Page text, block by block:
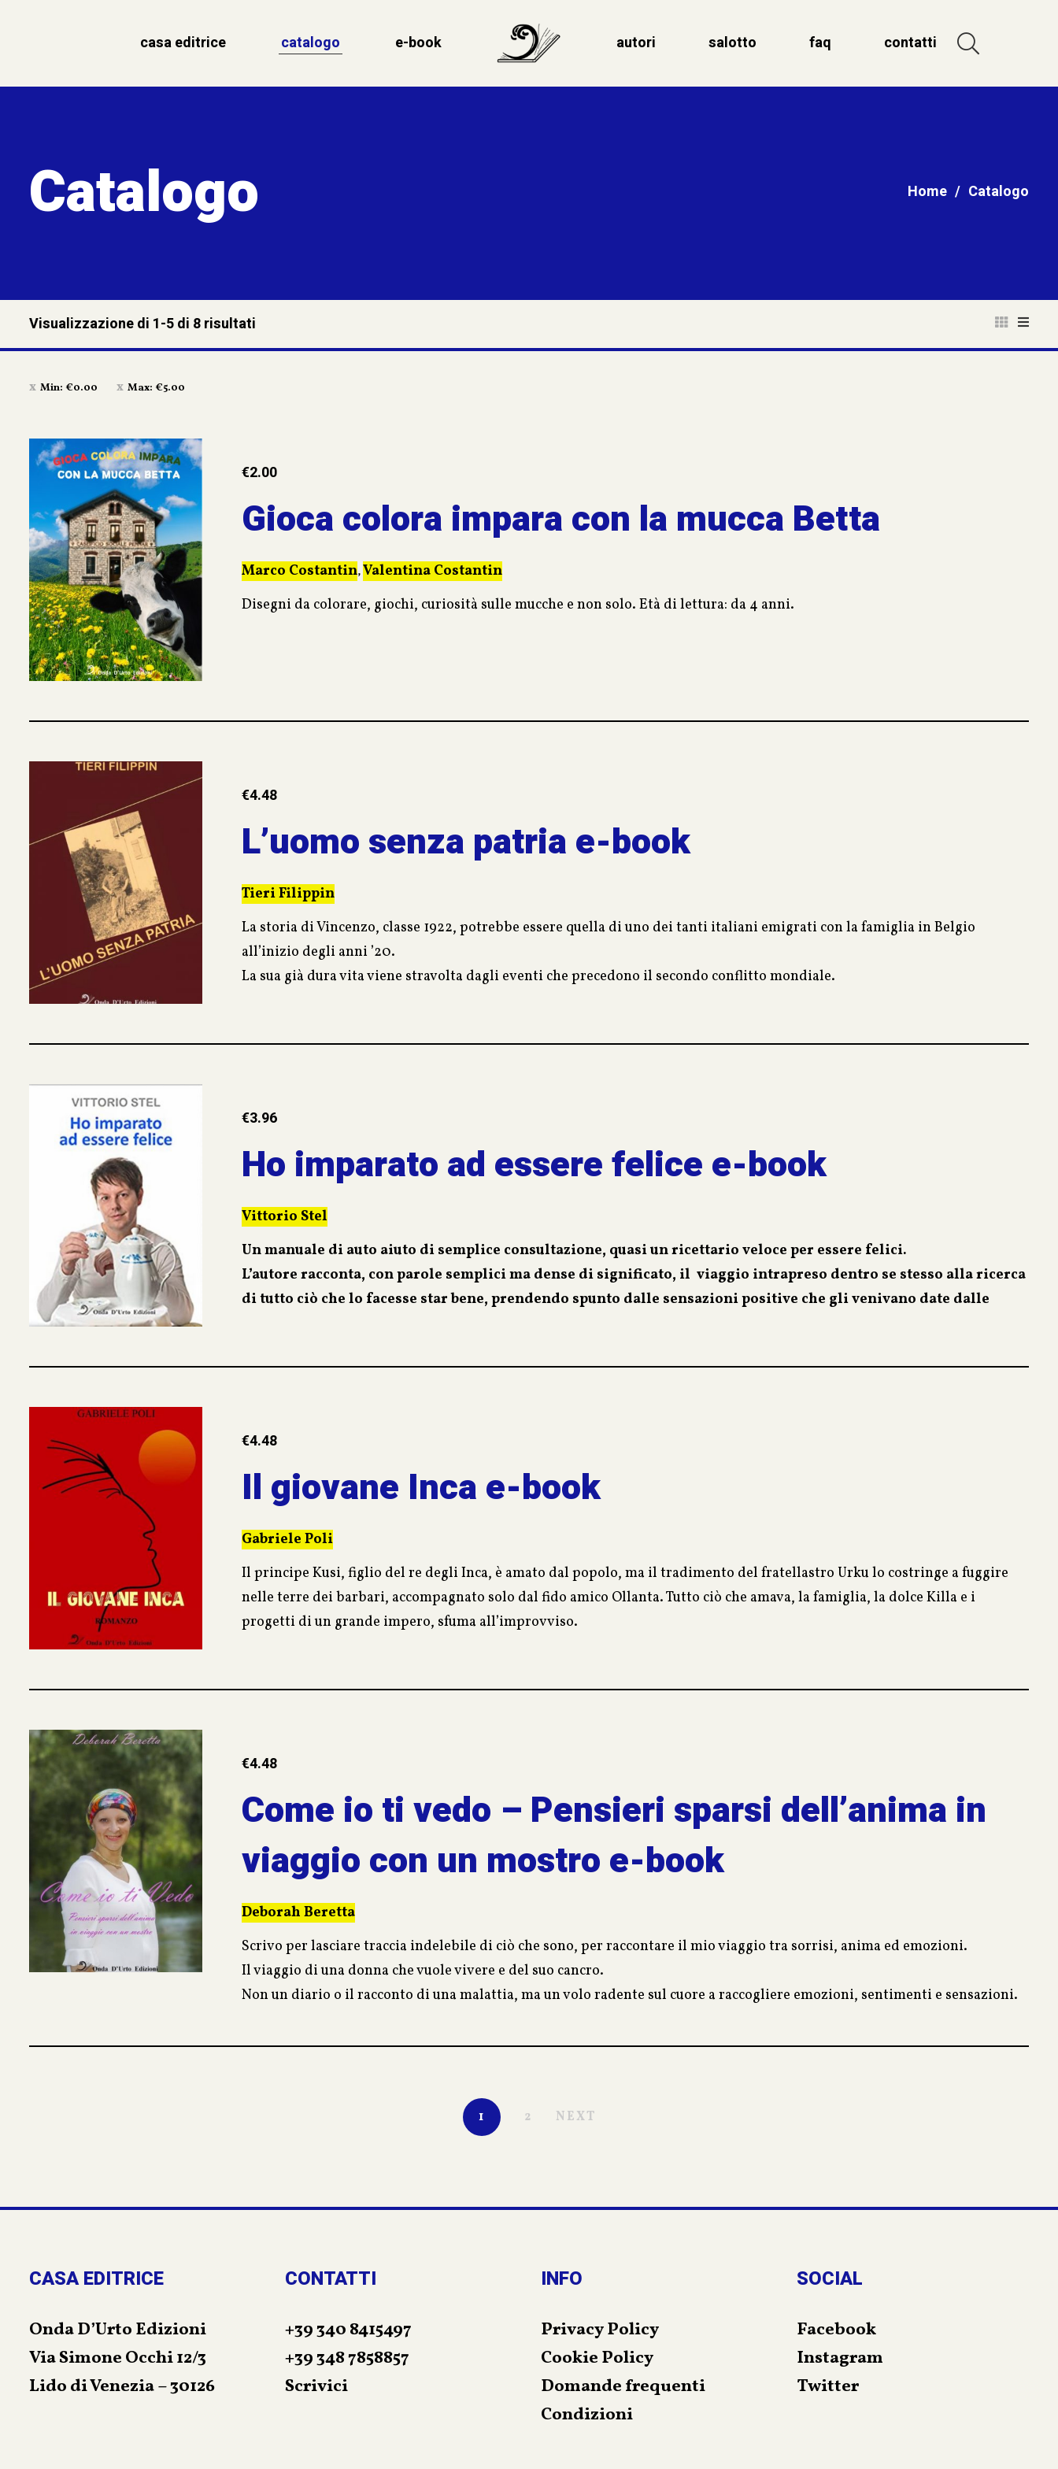
casa editrice catalogo e-book autori salotto faq contatti
Catalogo Home / Catalogo
Visualizzazione di 1-5 di 8 risultati
Min: €0.00 Max: €5.00
Gioca colora impara con la mucca Betta
€2.00
Marco Costantin,Valentina Costantin
Disegni da colorare, giochi, curiosità sulle mucche e non solo. Età di lettura: da 4 anni.
L’uomo senza patria e-book
€4.48
Tieri Filippin
La storia di Vincenzo, classe 1922, potrebbe essere quella di uno dei tanti italiani emigrati con la famiglia in Belgio
all’inizio degli anni ’20.
La sua già dura vita viene stravolta dagli eventi che precedono il secondo conflitto mondiale.
L’autore raccoglie con grande sensibilità i lucidi ricordi di un Vincenzo già ultranovantenne dando alla trama la cadenza di
qualche ricordo da tenere gelosamente celato: “Sulla mia guerra non ti ho detto proprio tutto… Non ho potuto!”
Ho imparato ad essere felice e-book
€3.96
Vittorio Stel
Un manuale di auto aiuto di semplice consultazione, quasi un ricettario veloce per essere felici.
L’autore racconta, con parole semplici ma dense di significato, il viaggio intrapreso dentro se stesso alla ricerca
di tutto ciò che lo facesse star bene, prendendo spunto dalle sensazioni positive che gli venivano date dalle
altro, condividendo, in queste pagine, le sue esperienze che gli hanno permesso di raggiungere il magico
Il giovane Inca e-book
€4.48
Gabriele Poli
Il principe Kusi, figlio del re degli Inca, è amato dal popolo, ma il tradimento del fratellastro Urku lo costringe a fuggire
nelle terre dei barbari, accompagnato solo dal fido amico Ollanta. Tutto ciò che amava, la famiglia, la dolce Killa e i
progetti di un grande impero, sfuma all’improvviso.
Gli resta molto poco: Ollanta, la forza della giovinezza, il ricordo tenero di una ragazza e la magia del mondo andino. Sarà
Come io ti vedo – Pensieri sparsi dell’anima in
viaggio con un mostro e-book
€4.48
Deborah Beretta
Scrivo per lasciare traccia indelebile di ciò che sono, per raccontare il mio viaggio tra sorrisi, anima ed emozioni.
Il viaggio di una donna che vuole vivere e del suo cancro.
Non un diario o il racconto di una malattia, ma un volo radente sul cuore a raccogliere emozioni, sentimenti e sensazioni.
1 2 NEXT
CASA EDITRICE
Onda D’Urto Edizioni
Via Simone Occhi 12/3
Lido di Venezia – 30126
CONTATTI
+39 340 8415497
+39 348 7858857
Scrivici
INFO
Privacy Policy
Cookie Policy
Domande frequenti
Condizioni
SOCIAL
Facebook
Instagram
Twitter